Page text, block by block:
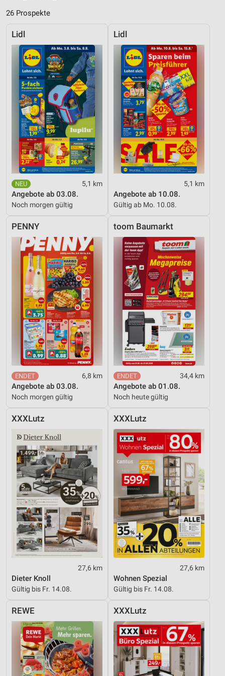
26 Prospekte
Lidl
5,1 km
Angebote ab 03.08.
Noch morgen gültig
Lidl
5,1 km
Angebote ab 10.08.
Gültig ab Mo. 10.08.
PENNY
6,8 km
Angebote ab 03.08.
Noch morgen gültig
toom Baumarkt
34,4 km
Angebote ab 01.08.
Noch heute gültig
XXXLutz
27,6 km
Dieter Knoll
Gültig bis Fr. 14.08.
XXXLutz
27,6 km
Wohnen Spezial
Gültig bis Fr. 14.08.
REWE XXXLutz